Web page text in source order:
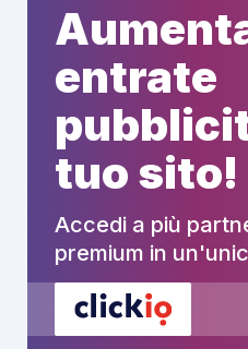
entrate
tuo sito!
Accedi a più
premium in